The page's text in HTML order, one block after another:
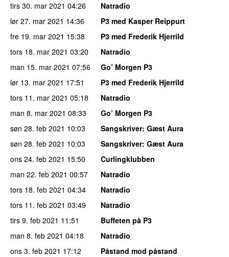
tirs 30. mar 2021 04:26
Natradio
lør 27. mar 2021 14:36
P3 med Kasper Reippurt
fre 19. mar 2021 15:38
P3 med Frederik Hjerrild
tors 18. mar 2021 03:20
Natradio
man 15. mar 2021 07:56
Go’ Morgen P3
lør 13. mar 2021 17:51
P3 med Frederik Hjerrild
tors 11. mar 2021 05:18
Natradio
man 8. mar 2021 08:33
Go’ Morgen P3
søn 28. feb 2021 10:03 Sangskriver: Gæst Aura
søn 28. feb 2021 10:03 Sangskriver: Gæst Aura
ons 24. feb 2021 15:50
Curlingklubben
man 22. feb 2021 00:57
Natradio
tors 18. feb 2021 04:34
Natradio
tors 11. feb 2021 03:49
Natradio
tirs 9. feb 2021 11:51
Buffeten på P3
man 8. feb 2021 04:18
Natradio
ons 3. feb 2021 17:12
Påstand mod påstand